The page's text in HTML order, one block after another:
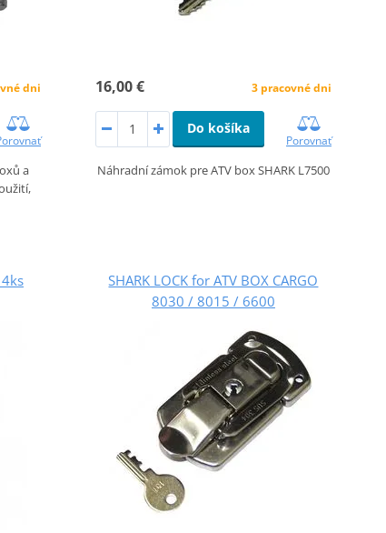
dni
a
16,00 € 3 pracovné dni
Do košíka
Porovnať
Náhradní zámok pre ATV box SHARK L7500
SHARK LOCK for ATV BOX CARGO
8030 / 8015 / 6600